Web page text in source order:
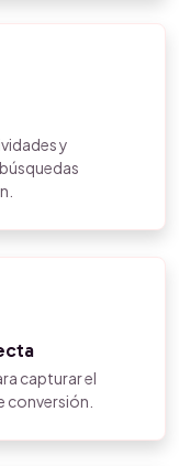
y
capturar el
conversión.